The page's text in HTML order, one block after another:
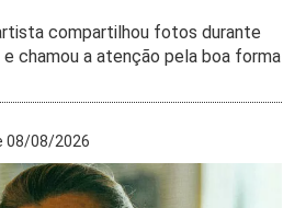
compartilhou fotos durante
chamou a atenção pela boa forma
08/08/2026